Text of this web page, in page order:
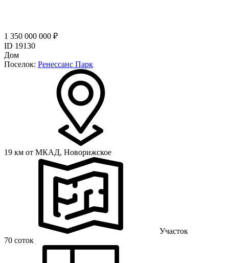
1 350 000 000 ₽
ID 19130
Дом
Поселок: Ренессанс Парк
19 км от МКАД, Новорижское
Участок
70 соток